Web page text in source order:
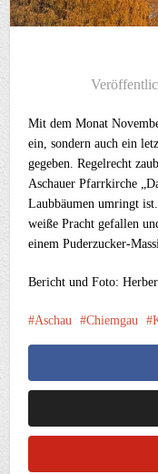
Mit dem Monat
ein, sondern auch ein
gegeben. Regelrecht
Aschauer Pfarrkirche
Laubbäumen umringt
weiße Pracht gefallen
einem Puderzucker-
Bericht und Foto:
Aschau Chiemgau